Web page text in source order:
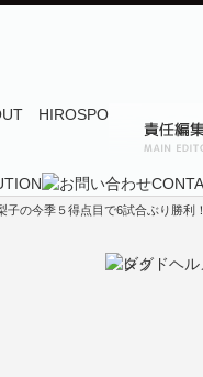
の今季５得点目で6試合ぶり勝利！